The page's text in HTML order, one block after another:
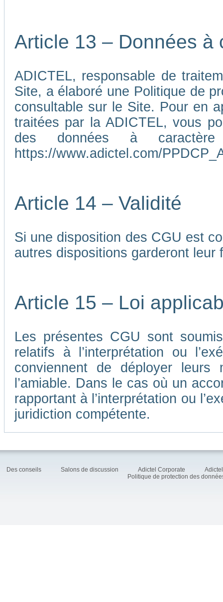
Article 13 – Données à
ADICTEL, responsable de
Site, a élaboré une Politique de
consultable sur le Site. Pour en
traitées par la ADICTEL, vous
des données à caractère
https://www.adictel.com/
Article 14 – Validité
Si une disposition des CGU est
autres dispositions garderont leur
Article 15 – Loi
Les présentes CGU sont
relatifs à l’interprétation ou
conviennent de déployer
l’amiable. Dans le cas où un
rapportant à l’interprétation ou
juridiction compétente.
Des conseils Salons de discussion Adictel Corporate
Politique de protection des